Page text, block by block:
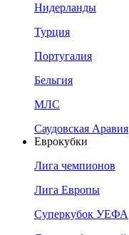
Нидерланды
Турция
Португалия
Бельгия
МЛС
Саудовская Аравия
Еврокубки
Лига чемпионов
Лига Европы
Суперкубок УЕФА